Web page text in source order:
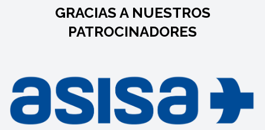
GRACIAS A NUESTROS
PATROCINADORES